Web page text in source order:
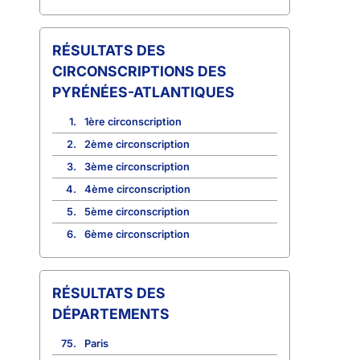
CIRCONSCRIPTIONS DES
PYRÉNÉES-ATLANTIQUES
1.
1ère circonscription
2.
2ème circonscription
3.
3ème circonscription
4.
4ème circonscription
5.
5ème circonscription
6.
6ème circonscription
RÉSULTATS DES
DÉPARTEMENTS
75.
Paris